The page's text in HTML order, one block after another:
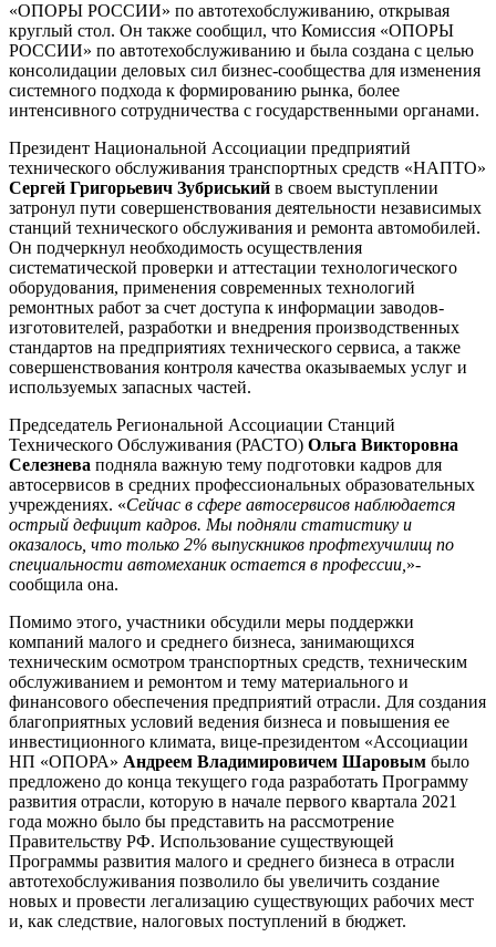
«ОПОРЫ РОССИИ» по автотехобслуживанию, открывая
круглый стол. Он также сообщил, что Комиссия «ОПОРЫ
РОССИИ» по автотехобслуживанию и была создана с целью
консолидации деловых сил бизнес-сообщества для изменения
системного подхода к формированию рынка, более
интенсивного сотрудничества с государственными органами.
Президент Национальной Ассоциации предприятий
технического обслуживания транспортных средств «НАПТО»
Сергей Григорьевич Зубриський в своем выступлении
затронул пути совершенствования деятельности независимых
станций технического обслуживания и ремонта автомобилей.
Он подчеркнул необходимость осуществления
систематической проверки и аттестации технологического
оборудования, применения современных технологий
ремонтных работ за счет доступа к информации заводов-
изготовителей, разработки и внедрения производственных
стандартов на предприятиях технического сервиса, а также
совершенствования контроля качества оказываемых услуг и
используемых запасных частей.
Председатель Региональной Ассоциации Станций
Технического Обслуживания (РАСТО) Ольга Викторовна
Селезнева подняла важную тему подготовки кадров для
автосервисов в средних профессиональных образовательных
учреждениях. «Сейчас в сфере автосервисов наблюдается
острый дефицит кадров. Мы подняли статистику и
оказалось, что только 2% выпускников профтехучилищ по
специальности автомеханик остается в профессии, »-
сообщила она.
Помимо этого, участники обсудили меры поддержки
компаний малого и среднего бизнеса, занимающихся
техническим осмотром транспортных средств, техническим
обслуживанием и ремонтом и тему материального и
финансового обеспечения предприятий отрасли. Для создания
благоприятных условий ведения бизнеса и повышения ее
инвестиционного климата, вице-президентом «Ассоциации
НП «ОПОРА» Андреем Владимировичем Шаровым было
предложено до конца текущего года разработать Программу
развития отрасли, которую в начале первого квартала 2021
года можно было бы представить на рассмотрение
Правительству РФ. Использование существующей
Программы развития малого и среднего бизнеса в отрасли
автотехобслуживания позволило бы увеличить создание
новых и провести легализацию существующих рабочих мест
и, как следствие, налоговых поступлений в бюджет.